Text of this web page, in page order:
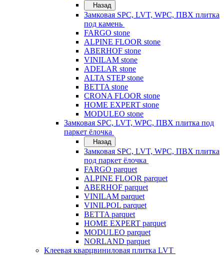
Назад
Замковая SPC, LVT, WPC, ПВХ плитка
под камень
FARGO stone
ALPINE FLOOR stone
ABERHOF stone
VINILAM stone
ADELAR stone
ALTA STEP stone
BETTA stone
CRONA FLOOR stone
HOME EXPERT stone
MODULEO stone
Замковая SPC, LVT, WPC, ПВХ плитка под
паркет ёлочка
Назад
Замковая SPC, LVT, WPC, ПВХ плитка
под паркет ёлочка
FARGO parquet
ALPINE FLOOR parquet
ABERHOF parquet
VINILAM parquet
VINILPOL parquet
BETTA parquet
HOME EXPERT parquet
MODULEO parquet
NORLAND parquet
Клеевая кварцвиниловая плитка LVT